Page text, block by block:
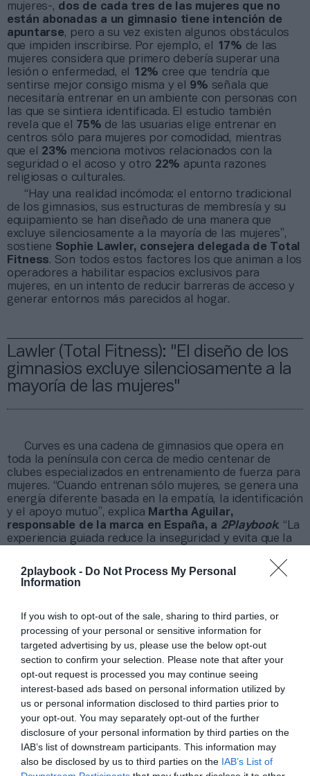
2playbook - Do Not Process My Personal
Information
If you wish to opt-out of the sale, sharing to third parties, or
processing of your personal or sensitive information for
targeted advertising by us, please use the below opt-out
section to confirm your selection. Please note that after your
opt-out request is processed you may continue seeing
interest-based ads based on personal information utilized by
us or personal information disclosed to third parties prior to
your opt-out. You may separately opt-out of the further
disclosure of your personal information by third parties on the
IAB’s list of downstream participants. This information may
also be disclosed by us to third parties on the IAB’s List of
mujeres-, dos de cada tres de las mujeres que no
están abonadas a un gimnasio tiene intención de
apuntarse, pero a su vez existen algunos obstáculos
que impiden inscribirse. Por ejemplo, el
17% de las
mujeres considera que primero debería superar una
lesión o enfermedad, el
12% cree que tendría que
sentirse mejor consigo misma y el 9% señala que
necesitaría entrenar en un ambiente con personas con
las que se sintiera identificada. El estudio también
revela que el
75% de las usuarias elige entrenar en
centros sólo para mujeres por comodidad, mientras
que el 23% menciona motivos relacionados con la
seguridad o el acoso y otro 22% apunta razones
religiosas o culturales.
“Hay una realidad incómoda: el entorno tradicional
de los gimnasios, sus estructuras de membresía y su
equipamiento se han diseñado de una manera que
excluye silenciosamente a la mayoría de las mujeres”,
sostiene Sophie Lawler, consejera delegada de Total
Fitness. Son todos estos factores los que animan a los
operadores a habilitar espacios exclusivos para
mujeres, en un intento de reducir barreras de acceso y
generar entornos más parecidos al hogar.
Lawler (Total Fitness): "El diseño de los
gimnasios excluye silenciosamente a la
mayoría de las mujeres"
Curves es una cadena de gimnasios que opera en
toda la península con cerca de medio centenar de
clubes especializados en entrenamiento de fuerza para
mujeres. “Cuando entrenan sólo mujeres, se genera una
energía diferente basada en la empatía, la identificación
y el apoyo mutuo”, explica Martha Aguilar,
responsable de la marca en España, a 2Playbook. “La
experiencia guiada reduce la inseguridad y evita que la
añade.
Aguilar (Curves): "Entre mujeres se
genera una energía basada en la
empatía, la identificación y el apoyo
mutuo"
Fit Lovasgestiona dos gimnasios no mixtos en
Barcelona especializados en entrenamiento de fuerza
en un espacio basado en la biología y necesidades de
las mujeres. “El lugar donde las mujeres se sienten más